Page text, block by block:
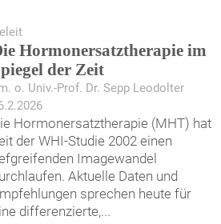
Hormonersatztherapie im
der Zeit
o. Univ.-Prof. Dr. Sepp Leodolter
Hormonersatztherapie (MHT) hat
der WHI-Studie 2002 einen
Imagewandel
Aktuelle Daten und
sprechen heute für
differenzierte,...